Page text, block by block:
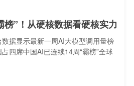
榜”！从硬核数据看硬核实力
据显示最新一周AI大模型调用量榜
四席中国AI已连续14周“霸榜”全球